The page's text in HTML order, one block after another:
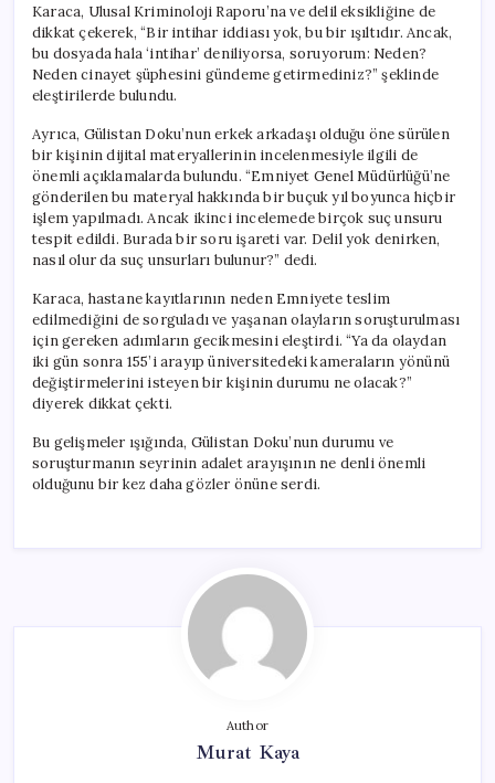
Karaca, Ulusal Kriminoloji Raporu’na ve delil eksikliğine de
dikkat çekerek, “Bir intihar iddiası yok, bu bir ışıltıdır. Ancak,
bu dosyada hala ‘intihar’ deniliyorsa, soruyorum: Neden?
Neden cinayet şüphesini gündeme getirmediniz?” şeklinde
eleştirilerde bulundu.
Ayrıca, Gülistan Doku’nun erkek arkadaşı olduğu öne sürülen
bir kişinin dijital materyallerinin incelenmesiyle ilgili de
önemli açıklamalarda bulundu. “Emniyet Genel Müdürlüğü’ne
gönderilen bu materyal hakkında bir buçuk yıl boyunca hiçbir
işlem yapılmadı. Ancak ikinci incelemede birçok suç unsuru
tespit edildi. Burada bir soru işareti var. Delil yok denirken,
nasıl olur da suç unsurları bulunur?” dedi.
Karaca, hastane kayıtlarının neden Emniyete teslim
edilmediğini de sorguladı ve yaşanan olayların soruşturulması
için gereken adımların gecikmesini eleştirdi. “Ya da olaydan
iki gün sonra 155’i arayıp üniversitedeki kameraların yönünü
değiştirmelerini isteyen bir kişinin durumu ne olacak?”
diyerek dikkat çekti.
Bu gelişmeler ışığında, Gülistan Doku’nun durumu ve
soruşturmanın seyrinin adalet arayışının ne denli önemli
olduğunu bir kez daha gözler önüne serdi.
Author
Murat Kaya